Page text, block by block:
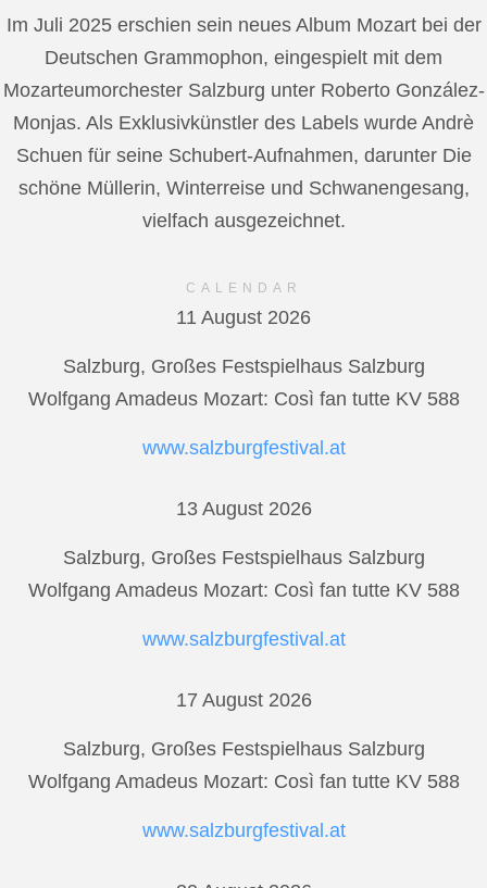
Im Juli 2025 erschien sein neues Album Mozart bei der
Deutschen Grammophon, eingespielt mit dem
Mozarteumorchester Salzburg unter Roberto González-
Monjas. Als Exklusivkünstler des Labels wurde Andrè
Schuen für seine Schubert-Aufnahmen, darunter Die
schöne Müllerin, Winterreise und Schwanengesang,
vielfach ausgezeichnet.
CALENDAR
11 August 2026
Salzburg, Großes Festspielhaus Salzburg
Wolfgang Amadeus Mozart: Così fan tutte KV 588
www.salzburgfestival.at
13 August 2026
Salzburg, Großes Festspielhaus Salzburg
Wolfgang Amadeus Mozart: Così fan tutte KV 588
www.salzburgfestival.at
17 August 2026
Salzburg, Großes Festspielhaus Salzburg
Wolfgang Amadeus Mozart: Così fan tutte KV 588
www.salzburgfestival.at